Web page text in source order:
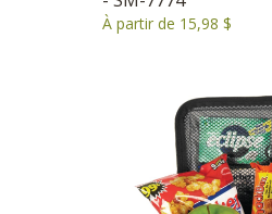
À partir de 15,98 $